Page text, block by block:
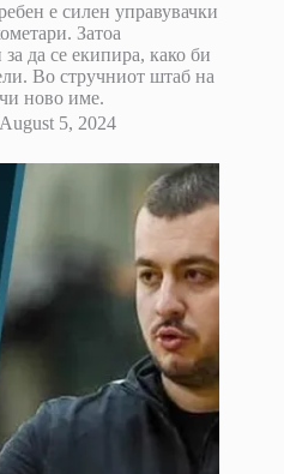
е силен управувачки
Затоа
да се екипира, како би
Во стручниот штаб на
ново име.
August 5, 2024